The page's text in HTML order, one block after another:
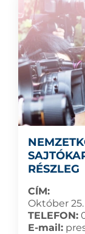
RÉSZLEG
CÍM:
Október
TELEFON:
E-mail: